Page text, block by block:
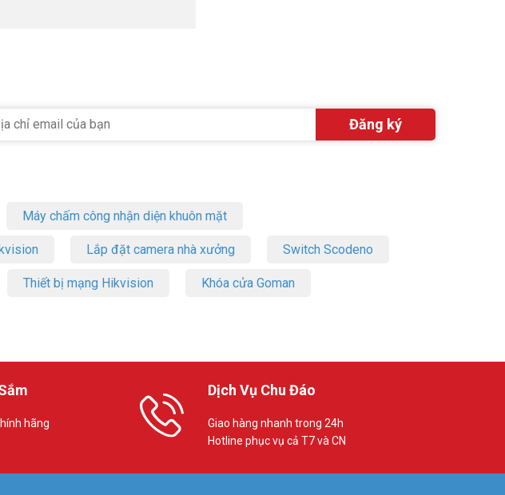
Máy chấm công nhận diện khuôn mặt
Lắp đặt camera nhà xưởng Switch Scodeno
Thiết bị mạng Hikvision Khóa cửa Goman
hãng
Dịch Vụ Chu Đáo
Giao hàng nhanh trong 24h
Hotline phục vụ cả T7 và CN